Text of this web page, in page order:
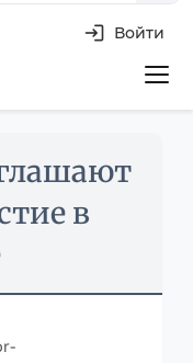
Войти
в
-